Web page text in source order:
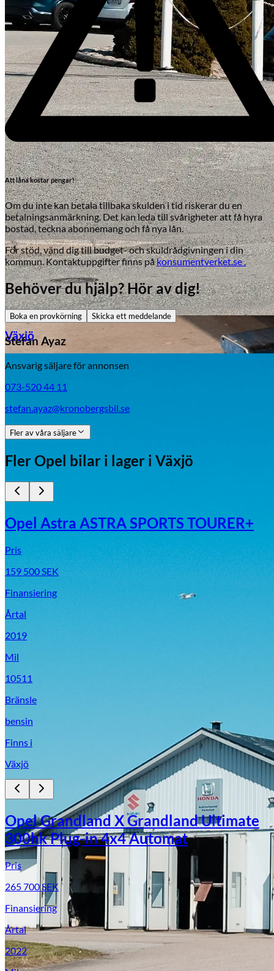
Mazda
MopedbilPickupTransportbilPersonbil
Byte av vindruta
Växjö
Att låna kostar pengar!
Om du inte kan betala tillbaka skulden i tid riskerar du en
betalningsanmärkning. Det kan leda till svårigheter att få hyra
bostad, teckna abonnemang och få nya lån.
För stöd, vänd dig till budget- och skuldrådgivningen i din
kommun. Kontaktuppgifter finns påkonsumentverket.se .
Behöver du hjälp? Hör av dig!
Boka en provkörning Skicka ett meddelande
Stefan Ayaz
Ansvarig säljare för annonsen
073-520 44 11
stefan.ayaz@kronobergsbil.se
Fler av våra säljare
FlerOpel bilar i lager i Växjö
Opel Astra ASTRA SPORTS TOURER+
Pris
159 500SEK
Finansiering
Årtal
2019
Mil
10511
Bränsle
bensin
Finns i
Växjö
Opel Grandland X Grandland Ultimate
300hk Plug-in 4x4 Automat
Pris
265 700SEK
Finansiering
Årtal
2022